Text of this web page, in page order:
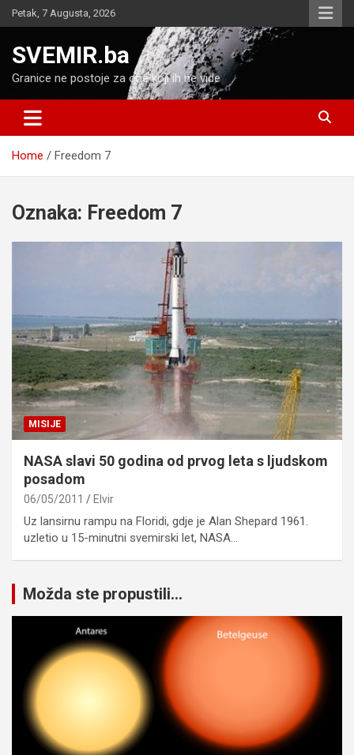
Skip
to
Petak, 7 Augusta, 2026
SVEMIR.ba
Granice ne postoje za one koji ih ne vide
Home Freedom 7
Oznaka: Freedom 7
MISIJE
NASA slavi 50 godina od prvog leta s ljudskom
posadom
06/05/2011 Elvir
Uz lansirnu rampu na Floridi, gdje je Alan Shepard 1961.
uzletio u 15-minutni svemirski let, NASA…
Možda ste propustili...